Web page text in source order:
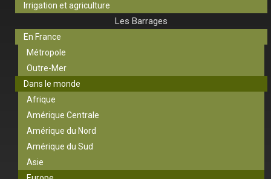
Irrigation et agriculture
Les Barrages
En France
Métropole
Outre-Mer
Dans le monde
Afrique
Amérique Centrale
Amérique du Nord
Amérique du Sud
Asie